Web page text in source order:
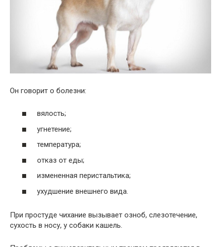
Он говорит о болезни:
вялость;
угнетение;
температура;
отказ от еды;
измененная перистальтика;
ухудшение внешнего вида.
При простуде чихание вызывает озноб, слезотечение,
сухость в носу, у собаки кашель.